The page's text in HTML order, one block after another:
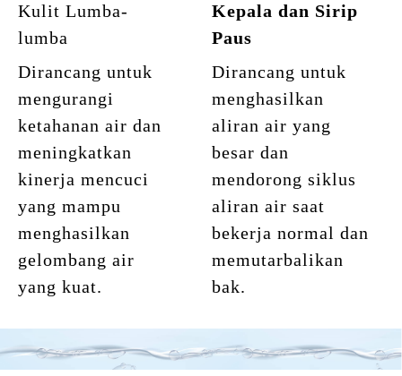
Kulit Lumba-
lumba
Dirancang untuk
mengurangi
ketahanan air dan
meningkatkan
kinerja mencuci
yang mampu
menghasilkan
gelombang air
yang kuat.
Kepala dan Sirip
Paus
Dirancang untuk
menghasilkan
aliran air yang
besar dan
mendorong siklus
aliran air saat
bekerja normal dan
memutarbalikan
bak.